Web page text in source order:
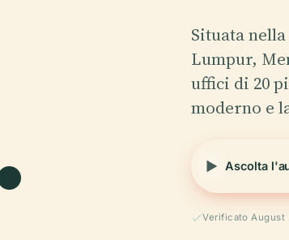
Situata
Lumpur,
uffici di 20
moderno e
Ascolta
Verificato August